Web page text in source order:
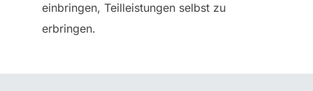
einbringen, Teilleistungen selbst zu
erbringen.